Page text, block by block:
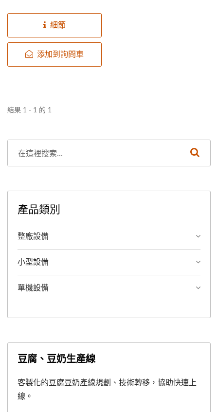
細節
添加到詢問車
結果 1 - 1 的 1
產品類別
整廠設備
小型設備
單機設備
豆腐、豆奶生產線
客製化的豆腐豆奶產線規劃、技術轉移，協助快速上
線。